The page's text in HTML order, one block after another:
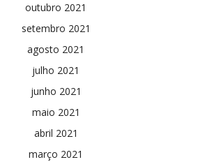
outubro 2021
setembro 2021
agosto 2021
julho 2021
junho 2021
maio 2021
abril 2021
março 2021